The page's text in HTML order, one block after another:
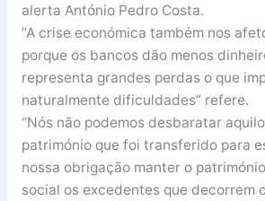
alerta António Pedro Costa.
“A crise económica também nos
porque os bancos dão menos
representa grandes perdas o que
naturalmente dificuldades” refere.
“Nós não podemos desbaratar
património que foi transferido para
nossa obrigação manter o
social os excedentes que decorrem